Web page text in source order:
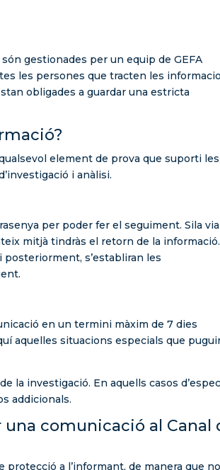
gestionades per un equip de GEFA
les persones que tracten les
obligades a guardar una estricta
element de prova que suporti les
i anàlisi.
per poder fer el seguiment. Sila via
mitjà tindràs el retorn de la informació.
s’establiran les
en un termini màxim de 7 dies
aquelles situacions especials que
la investigació. En aquells casos
addicionals.
comunicació al Canal
protecció a l’informant, de manera que no